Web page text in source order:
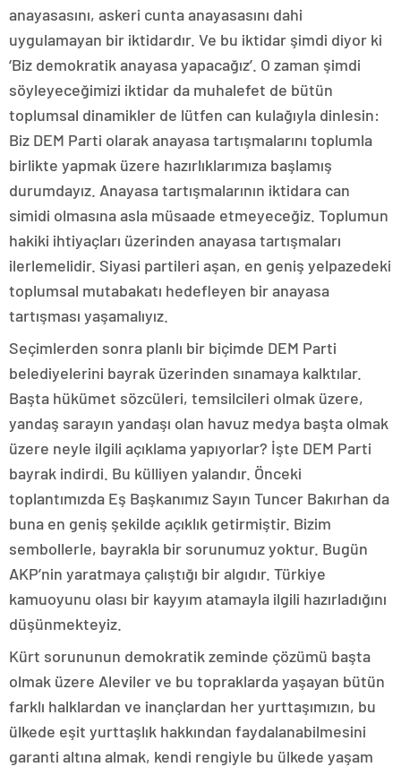
anayasasını, askeri cunta anayasasını dahi
uygulamayan bir iktidardır. Ve bu iktidar şimdi diyor ki
‘Biz demokratik anayasa yapacağız’. O zaman şimdi
söyleyeceğimizi iktidar da muhalefet de bütün
toplumsal dinamikler de lütfen can kulağıyla dinlesin:
Biz DEM Parti olarak anayasa tartışmalarını toplumla
birlikte yapmak üzere hazırlıklarımıza başlamış
durumdayız. Anayasa tartışmalarının iktidara can
simidi olmasına asla müsaade etmeyeceğiz. Toplumun
hakiki ihtiyaçları üzerinden anayasa tartışmaları
ilerlemelidir. Siyasi partileri aşan, en geniş yelpazedeki
toplumsal mutabakatı hedefleyen bir anayasa
tartışması yaşamalıyız.
Seçimlerden sonra planlı bir biçimde DEM Parti
belediyelerini bayrak üzerinden sınamaya kalktılar.
Başta hükümet sözcüleri, temsilcileri olmak üzere,
yandaş sarayın yandaşı olan havuz medya başta olmak
üzere neyle ilgili açıklama yapıyorlar? İşte DEM Parti
bayrak indirdi. Bu külliyen yalandır. Önceki
toplantımızda Eş Başkanımız Sayın Tuncer Bakırhan da
buna en geniş şekilde açıklık getirmiştir. Bizim
sembollerle, bayrakla bir sorunumuz yoktur. Bugün
AKP’nin yaratmaya çalıştığı bir algıdır. Türkiye
kamuoyunu olası bir kayyım atamayla ilgili hazırladığını
düşünmekteyiz.
Kürt sorununun demokratik zeminde çözümü başta
olmak üzere Aleviler ve bu topraklarda yaşayan bütün
farklı halklardan ve inançlardan her yurttaşımızın, bu
ülkede eşit yurttaşlık hakkından faydalanabilmesini
garanti altına almak, kendi rengiyle bu ülkede yaşam